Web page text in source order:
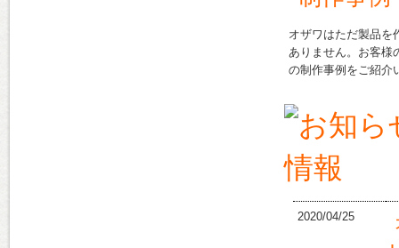
オザワはただ製品を
ありません。お客様
の制作事例をご紹介
2020/04/25